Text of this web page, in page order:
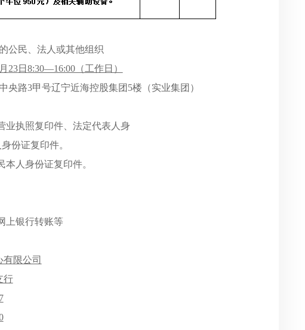
公民、法人或其他组织
23日 8:30—16:00（工作日）
央路3甲号辽宁近海控股集团5楼（实业集团）
执照复印件、法定代表人身
份证复印件。
身份证复印件。
上银行转账等
限公司
行